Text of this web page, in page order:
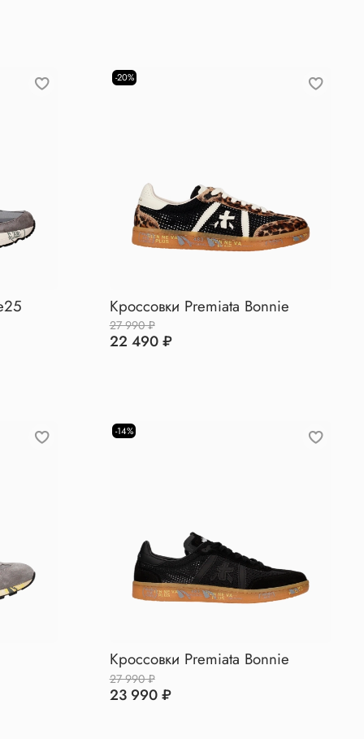
-20%
Кроссовки Premiata Bonnie
27 990 ₽
22 490 ₽
-14%
Кроссовки Premiata Bonnie
27 990 ₽
23 990 ₽